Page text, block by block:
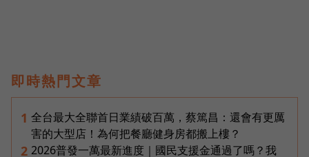
即時熱門文章
1 全台最大全聯首日業績破百萬，蔡篤昌：還會有更厲
害的大型店！為何把餐廳健身房都搬上樓？
2 2026普發一萬最新進度｜國民支援金通過了嗎？我